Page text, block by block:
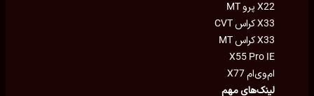
X22 پرو MT
X33 کراس CVT
X33 کراس MT
X55 Pro IE
ام‌وی‌ام X77
لینک‌های مهم